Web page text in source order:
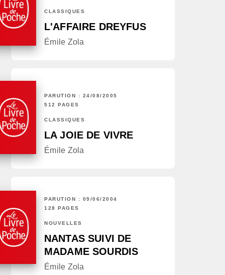
CLASSIQUES
L'AFFAIRE DREYFUS
Émile Zola
PARUTION : 24/08/2005
512 PAGES
CLASSIQUES
LA JOIE DE VIVRE
Émile Zola
PARUTION : 09/06/2004
128 PAGES
NOUVELLES
NANTAS SUIVI DE
MADAME SOURDIS
Émile Zola